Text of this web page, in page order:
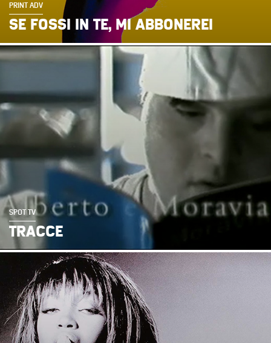
PRINT ADV
SE FOSSI IN TE, MI ABBONEREI
SPOT TV
TRACCE